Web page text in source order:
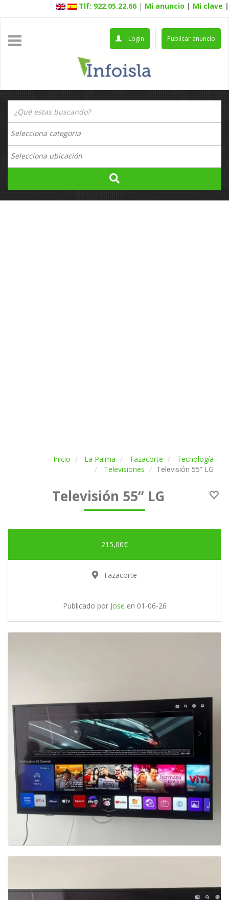
Tlf: 922.05.22.66 | Mi anuncio | Mi clave |
Publicar anuncio
Login
Inicio La Palma Tazacorte
Tecnología
Televisiones
Televisión 55” LG
Televisión 55” LG
215,00€
Tazacorte
Publicado por Jose en 01-06-26